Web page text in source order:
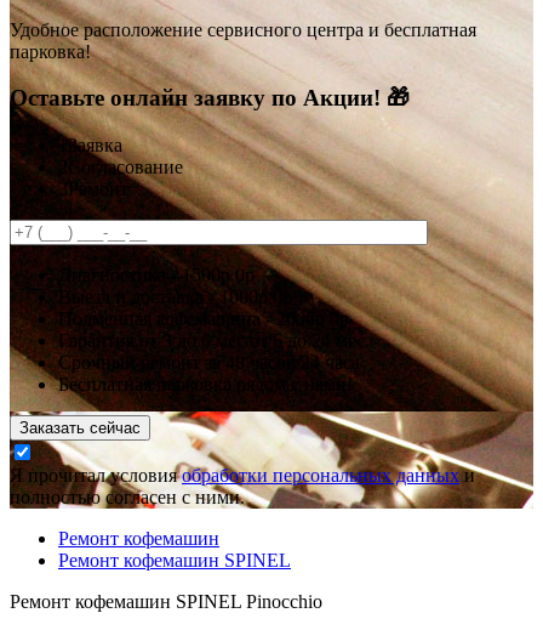
Удобное расположение сервисного центра и бесплатная
парковка!
Оставьте онлайн заявку по Акции! 🎁
1Заявка
Согласование
3Ремонт
Диагностика -1500р0р
Выезд и доставка - 1000р
Подменная кофемашина - 2000р
0р
Гарантия
от 3 до 6 месот 6 до 24 мес.
Срочный ремонт за48 часов
24 часа
Бесплатная парковка рядом с нами!
Заказать сейчас
Я прочитал условияобработки персональных данныхи
полностью согласен с ними.
Ремонт кофемашин
Ремонт кофемашин SPINEL
Ремонт кофемашин SPINEL Pinocchio